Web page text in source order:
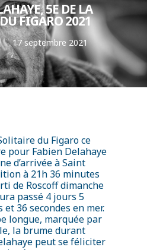
5E DE LA
FIGARO 2021
17 septembre 2021
du Figaro ce
pour Fabien Delahaye
d’arrivée à Saint
à 21h 36 minutes
de Roscoff dimanche
passé 4 jours 5
36 secondes en mer.
longue, marquée par
la brume durant
peut se féliciter